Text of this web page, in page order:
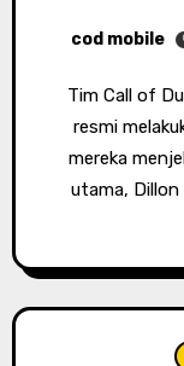
cod mobile
Tim Call of Duty League (CDL), Cloud9 New York,
resmi
mereka
utama, Dillon